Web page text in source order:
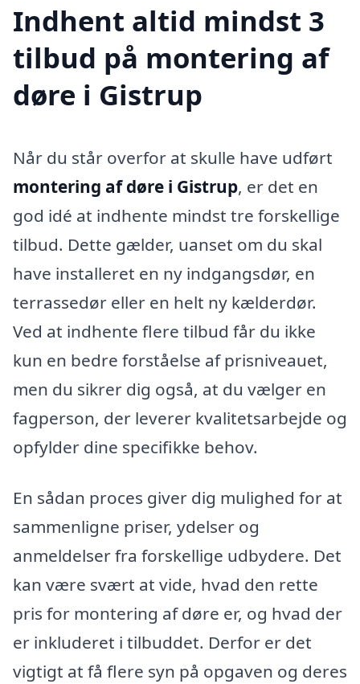
Indhent altid mindst 3
tilbud på montering af
døre i Gistrup
Når du står overfor at skulle have udført
montering af døre i Gistrup, er det en
god idé at indhente mindst tre forskellige
tilbud. Dette gælder, uanset om du skal
have installeret en ny indgangsdør, en
terrassedør eller en helt ny kælderdør.
Ved at indhente flere tilbud får du ikke
kun en bedre forståelse af prisniveauet,
men du sikrer dig også, at du vælger en
fagperson, der leverer kvalitetsarbejde og
opfylder dine specifikke behov.
En sådan proces giver dig mulighed for at
sammenligne priser, ydelser og
anmeldelser fra forskellige udbydere. Det
kan være svært at vide, hvad den rette
pris for montering af døre er, og hvad der
er inkluderet i tilbuddet. Derfor er det
vigtigt at få flere syn på opgaven og deres